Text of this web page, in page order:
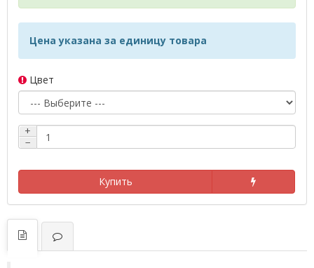
Цена указана за единицу товара
Цвет
+
−
Купить